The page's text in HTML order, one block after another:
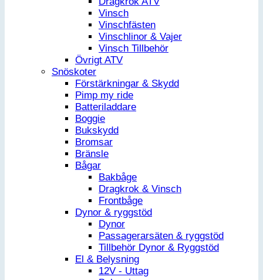
Vinsch
Vinschfästen
Vinschlinor & Vajer
Vinsch Tillbehör
Övrigt ATV
Snöskoter
Förstärkningar & Skydd
Pimp my ride
Batteriladdare
Boggie
Bukskydd
Bromsar
Bränsle
Bågar
Bakbåge
Dragkrok & Vinsch
Frontbåge
Dynor & ryggstöd
Dynor
Passagerarsäten & ryggstöd
Tillbehör Dynor & Ryggstöd
El & Belysning
12V - Uttag